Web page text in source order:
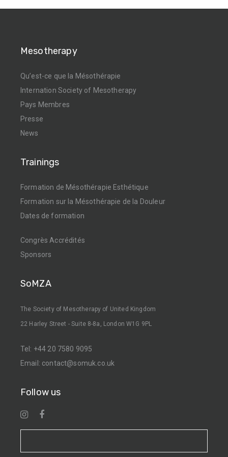
Mesotherapy
Qu’est-ce que la Mésothérapie
Internation Society of Mesotherapy
Pays Membres
Presse
News
Trainings
Formation de Mésothérapie Esthétique
Formation sur la Mésothérapie de la Douleur
Dates de formation
Congrès Accrédités
Sponsors
SoMZA
The Society of Mesotherapy of United Kingdom
22 Harley Street - Suite 8-8a, London W1G 9PL
Tel: +44 20 7580 9095
Email: contact@somuk.co.uk
Follow us